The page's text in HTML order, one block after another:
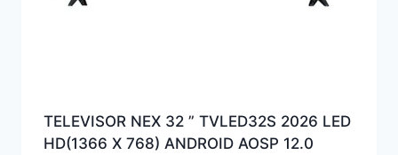
TELEVISOR NEX 32 ” TVLED32S 2026 LED
HD(1366 X 768) ANDROID AOSP 12.0